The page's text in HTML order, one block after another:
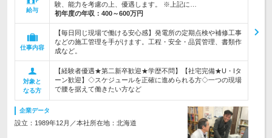
給与
験、能力を考慮の上、優遇します。 ※上記に…
初年度の年収： 400～600万円
仕事内容
【毎日同じ現場で働ける安心感】発電所の定期点検や補修工事
などの施工管理を手がけます。工程・安全・品質管理、書類作
成など。
対象と
なる方
【経験者優遇★第二新卒歓迎★学歴不問】【社宅完備★U・Iタ
ーン歓迎】◇スケジュールを正確に進められる方◇一つの現場
で腰を据えて働きたい方など
企業データ
設立：1989年12月／本社所在地：北海道